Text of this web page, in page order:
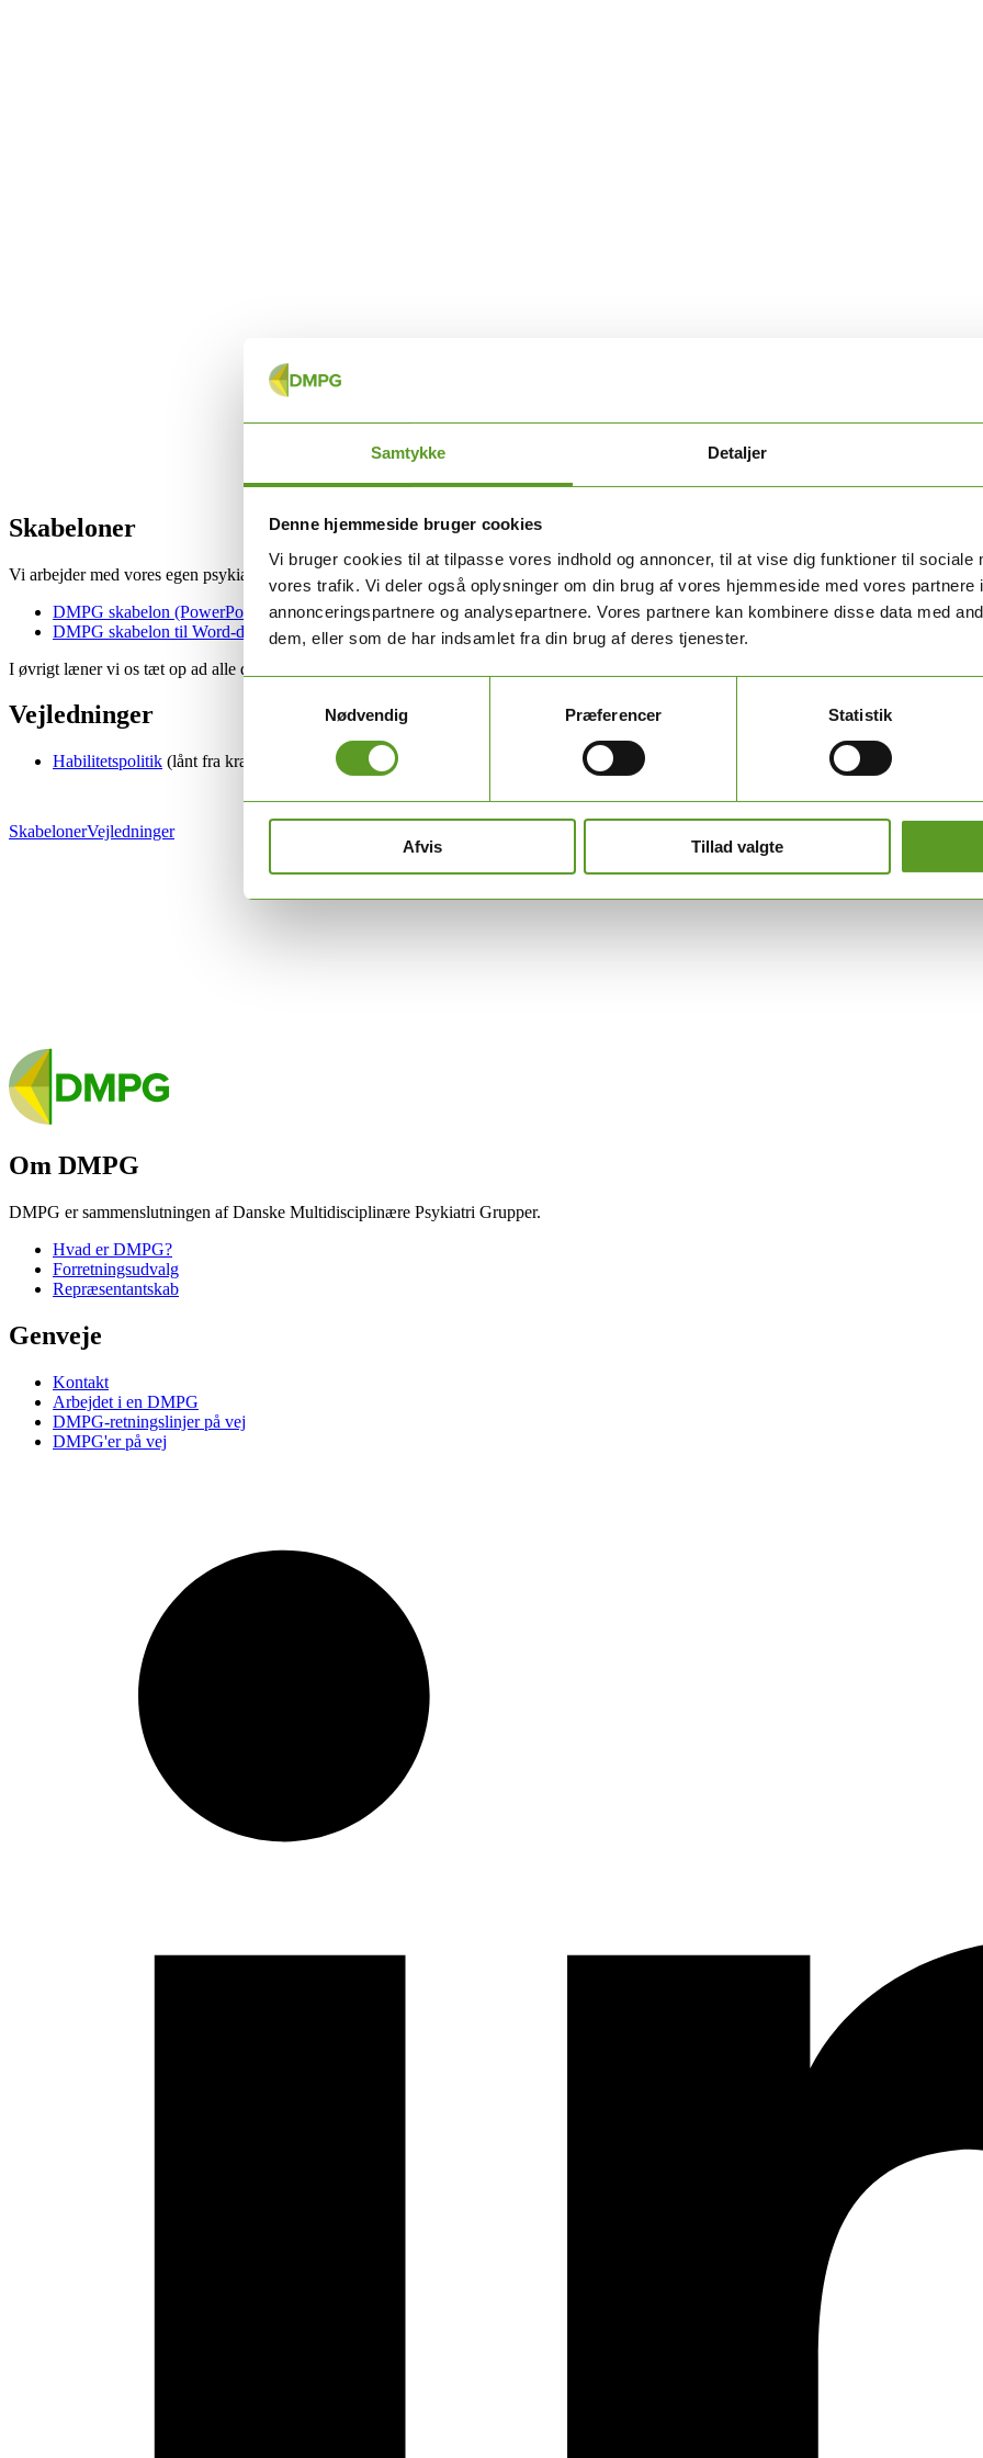
Samtykke Detaljer
Denne hjemmeside bruger cookies
Vi bruger cookies til at tilpasse vores indhold og annoncer, til at vise dig funktioner til sociale
vores trafik. Vi deler også oplysninger om din brug af vores hjemmeside med vores partnere
annonceringspartnere og analysepartnere. Vores partnere kan kombinere disse data med
dem, eller som de har indsamlet fra din brug af deres tjenester.
Nødvendig
Præferencer Statistik
Afvis Tillad valgte
Skabeloner
Vi arbejder med vores egen psykiatriskabelon til DMPG-retningslinjerne, som kan downloades herunder:
DMPG skabelon (PowerPoint-præsentation)
DMPG skabelon til Word-dokument om DMPG med ikoner i sidehoved og sidefod
I øvrigt læner vi os tæt op ad alle de
Vejledninger
Habilitetspolitik (lånt fra kræftområdet indtil videre)
SkabelonerVejledninger
Om DMPG
DMPG er sammenslutningen af Danske Multidisciplinære Psykiatri Grupper.
Hvad er DMPG?
Forretningsudvalg
Repræsentantskab
Genveje
Kontakt
Arbejdet i en DMPG
DMPG-retningslinjer på vej
DMPG'er på vej